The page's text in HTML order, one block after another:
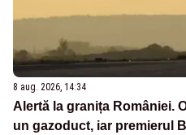
8 aug. 2026, 14:34
Alertă la granița României.
un gazoduct, iar premierul